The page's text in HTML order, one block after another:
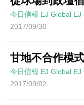
今日信報 EJ Global EJ
2017/09/30
甘地不合作模
今日信報 EJ Global EJ
2017/09/02